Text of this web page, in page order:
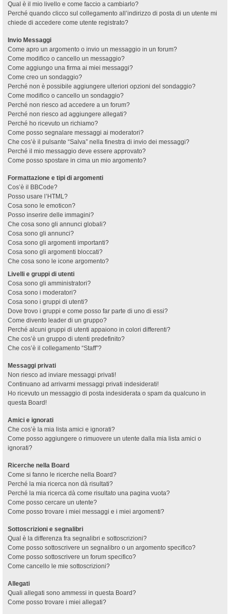
Qual è il mio livello e come faccio a cambiarlo?
Perché quando clicco sul collegamento all’indirizzo di posta di un utente mi
chiede di accedere come utente registrato?
Invio Messaggi
Come apro un argomento o invio un messaggio in un forum?
Come modifico o cancello un messaggio?
Come aggiungo una firma ai miei messaggi?
Come creo un sondaggio?
Perché non è possibile aggiungere ulteriori opzioni del sondaggio?
Come modifico o cancello un sondaggio?
Perché non riesco ad accedere a un forum?
Perché non riesco ad aggiungere allegati?
Perché ho ricevuto un richiamo?
Come posso segnalare messaggi ai moderatori?
Che cos’è il pulsante “Salva” nella finestra di invio dei messaggi?
Perché il mio messaggio deve essere approvato?
Come posso spostare in cima un mio argomento?
Formattazione e tipi di argomenti
Cos’è il BBCode?
Posso usare l’HTML?
Cosa sono le emoticon?
Posso inserire delle immagini?
Che cosa sono gli annunci globali?
Cosa sono gli annunci?
Cosa sono gli argomenti importanti?
Cosa sono gli argomenti bloccati?
Che cosa sono le icone argomento?
Livelli e gruppi di utenti
Cosa sono gli amministratori?
Cosa sono i moderatori?
Cosa sono i gruppi di utenti?
Dove trovo i gruppi e come posso far parte di uno di essi?
Come divento leader di un gruppo?
Perché alcuni gruppi di utenti appaiono in colori differenti?
Che cos’è un gruppo di utenti predefinito?
Che cos’è il collegamento “Staff”?
Messaggi privati
Non riesco ad inviare messaggi privati!
Continuano ad arrivarmi messaggi privati indesiderati!
Ho ricevuto un messaggio di posta indesiderata o spam da qualcuno in
questa Board!
Amici e ignorati
Che cos’è la mia lista amici e ignorati?
Come posso aggiungere o rimuovere un utente dalla mia lista amici o
ignorati?
Ricerche nella Board
Come si fanno le ricerche nella Board?
Perché la mia ricerca non dà risultati?
Perché la mia ricerca dà come risultato una pagina vuota?
Come posso cercare un utente?
Come posso trovare i miei messaggi e i miei argomenti?
Sottoscrizioni e segnalibri
Qual è la differenza fra segnalibri e sottoscrizioni?
Come posso sottoscrivere un segnalibro o un argomento specifico?
Come posso sottoscrivere un forum specifico?
Come cancello le mie sottoscrizioni?
Allegati
Quali allegati sono ammessi in questa Board?
Come posso trovare i miei allegati?